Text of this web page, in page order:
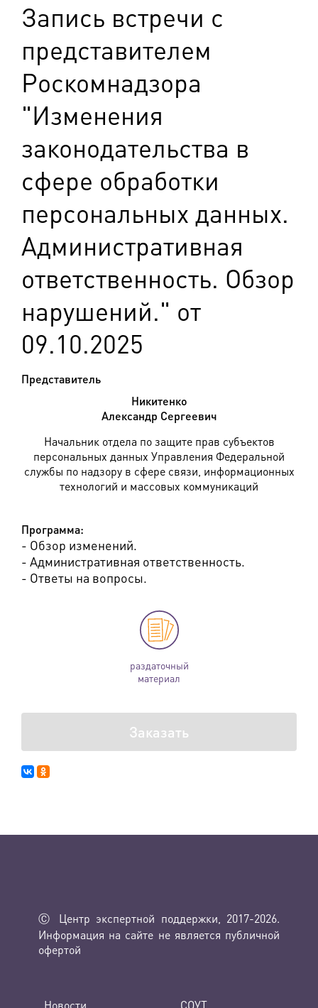
Запись встречи с
представителем
Роскомнадзора
"Изменения
законодательства в
сфере обработки
персональных данных.
Административная
ответственность. Обзор
нарушений." от
09.10.2025
Представитель
Никитенко
Александр Сергеевич
Начальник отдела по защите прав субъектов
персональных данных Управления Федеральной
службы по надзору в сфере связи, информационных
технологий и массовых коммуникаций
Программа:
- Обзор изменений.
- Административная ответственность.
- Ответы на вопросы.
раздаточный
материал
Заказать
Ⓒ Центр экспертной поддержки, 2017-2026.
Информация на сайте не является публичной
офертой
Новости СОУТ